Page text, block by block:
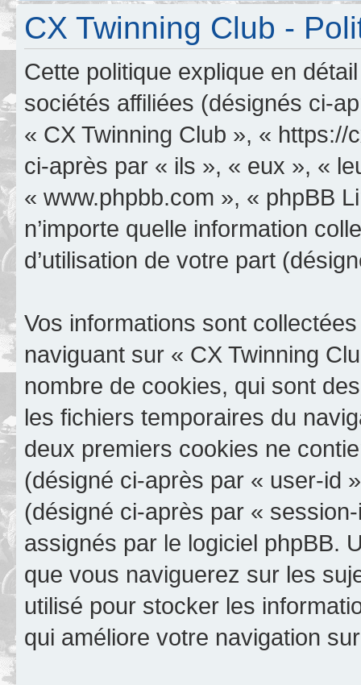
CX Twinning Club -
Cette politique explique en
sociétés affiliées (désignés ci-
« CX Twinning Club », «
ci-après par « ils », « eux », «
« www.phpbb.com », « phpBB
n’importe quelle information
d’utilisation de votre part
Vos informations sont
naviguant sur « CX Twinning
nombre de cookies, qui sont
les fichiers temporaires du
deux premiers cookies ne
(désigné ci-après par « user-id
(désigné ci-après par «
assignés par le logiciel phpBB.
que vous naviguerez sur les
utilisé pour stocker les
qui améliore votre navigation